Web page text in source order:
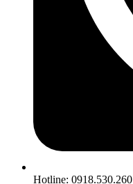
Hotline: 0918.530.260